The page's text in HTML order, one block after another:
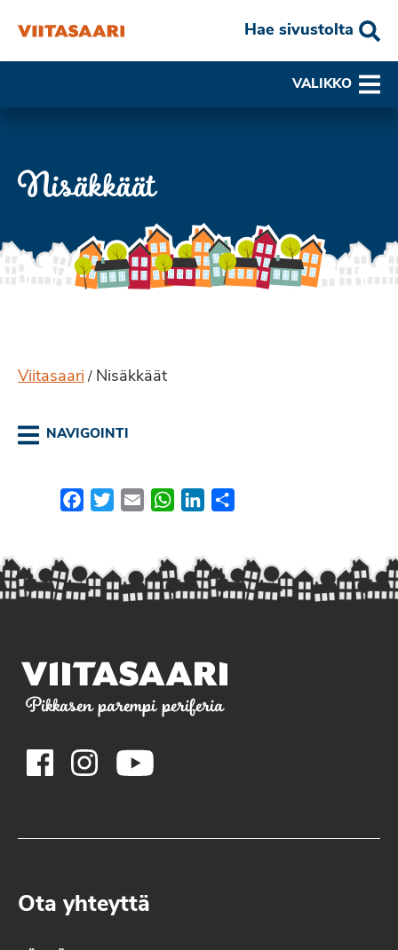
Hae sivustolta
VALIKKO
Nisäkkäät
Viitasaari / Nisäkkäät
NAVIGOINTI
FacebookTwitterEmail WhatsApp
LinkedIn
Pikkasen parempi periferia
Ota yhteyttä